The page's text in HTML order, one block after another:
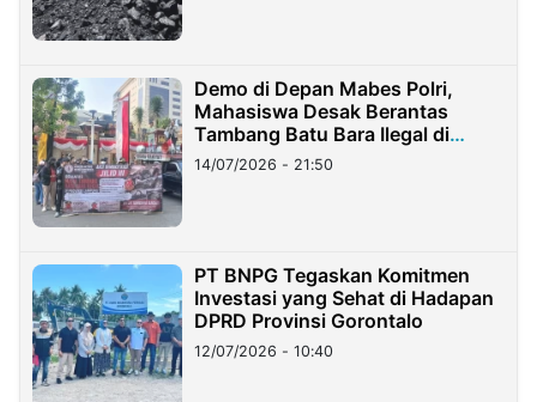
Demo di Depan Mabes Polri,
Mahasiswa Desak Berantas
Tambang Batu Bara Ilegal di
Lampung
14/07/2026 - 21:50
PT BNPG Tegaskan Komitmen
Investasi yang Sehat di Hadapan
DPRD Provinsi Gorontalo
12/07/2026 - 10:40